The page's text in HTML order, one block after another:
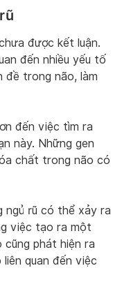
được kết luận.
đến nhiều yếu tố
đề trong não, làm
đến việc tìm ra
này. Những gen
chất trong não có
ngủ rũ có thể xảy ra
việc tạo ra một
phát hiện ra
quan đến việc